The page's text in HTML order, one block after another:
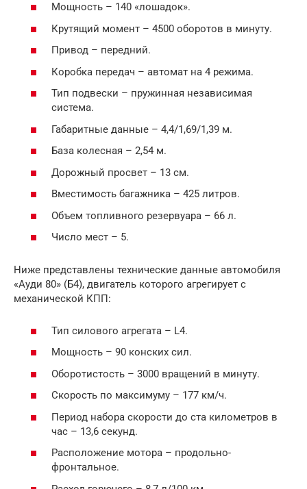
Мощность – 140 «лошадок».
Крутящий момент – 4500 оборотов в минуту.
Привод – передний.
Коробка передач – автомат на 4 режима.
Тип подвески – пружинная независимая
система.
Габаритные данные – 4,4/1,69/1,39 м.
База колесная – 2,54 м.
Дорожный просвет – 13 см.
Вместимость багажника – 425 литров.
Объем топливного резервуара – 66 л.
Число мест – 5.
Ниже представлены технические данные автомобиля
«Ауди 80» (Б4), двигатель которого агрегирует с
механической КПП:
Тип силового агрегата – L4.
Мощность – 90 конских сил.
Оборотистость – 3000 вращений в минуту.
Скорость по максимуму – 177 км/ч.
Период набора скорости до ста километров в
час – 13,6 секунд.
Расположение мотора – продольно-
фронтальное.